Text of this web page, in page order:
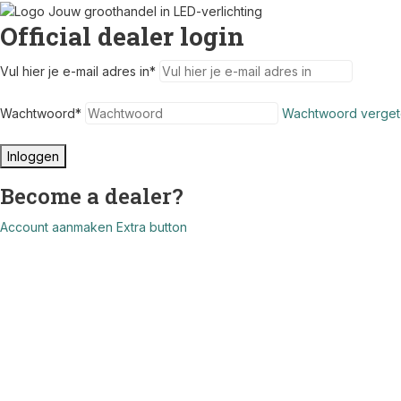
Official dealer login
Vul hier je e-mail adres in*
Wachtwoord* Wachtwoord
Inloggen
Become a dealer?
Account aanmaken Extra button